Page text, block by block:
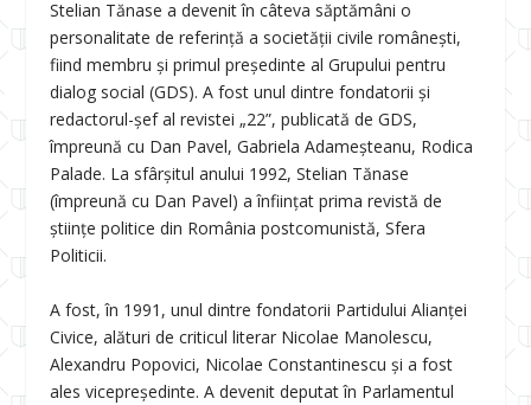
Stelian Tănase a devenit în câteva săptămâni o
personalitate de referință a societății civile românești,
fiind membru și primul președinte al Grupului pentru
dialog social (GDS). A fost unul dintre fondatorii și
redactorul-șef al revistei „22”, publicată de GDS,
împreună cu Dan Pavel, Gabriela Adameșteanu, Rodica
Palade. La sfârșitul anului 1992, Stelian Tănase
(împreună cu Dan Pavel) a înființat prima revistă de
științe politice din România postcomunistă, Sfera
Politicii.
A fost, în 1991, unul dintre fondatorii Partidului Alianței
Civice, alături de criticul literar Nicolae Manolescu,
Alexandru Popovici, Nicolae Constantinescu și a fost
ales vicepreședinte. A devenit deputat în Parlamentul